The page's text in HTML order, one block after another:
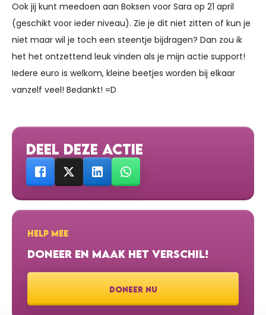
Ook jij kunt meedoen aan Boksen voor Sara op 21 april
(geschikt voor ieder niveau). Zie je dit niet zitten of kun je
niet maar wil je toch een steentje bijdragen? Dan zou ik
het het ontzettend leuk vinden als je mijn actie support!
Iedere euro is welkom, kleine beetjes worden bij elkaar
vanzelf veel! Bedankt! =D
DEEL DEZE ACTIE
HELP MEE
DONEER EN MAAK HET VERSCHIL!
DONEER NU